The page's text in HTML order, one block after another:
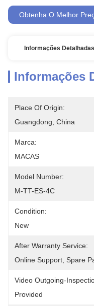
Obtenha O Melhor
Informações Detalhadas
Informações
Place Of Origin:
Guangdong, China
Marca:
MACAS
Model Number:
M-TT-ES-4C
Condition:
New
After Warranty Service:
Online Support, Spare
Video Outgoing-
Provided